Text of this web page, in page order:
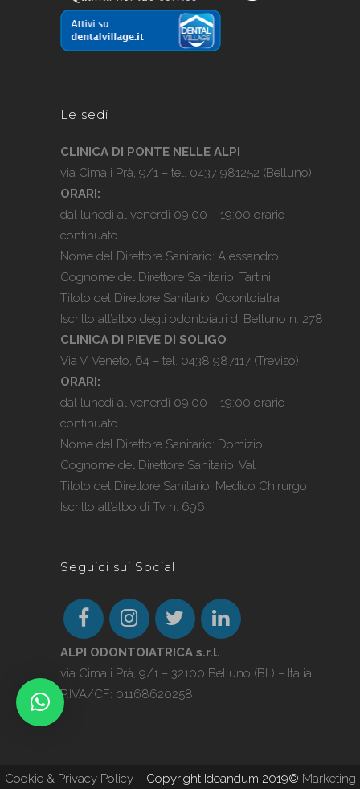
Le sedi
CLINICA DI PONTE NELLE ALPI
via Cima i Prà, 9/1 – tel. 0437 981252 (Belluno)
ORARI:
dal lunedì al venerdì 09:00 – 19:00 orario
continuato
Nome del Direttore Sanitario: Alessandro
Cognome del Direttore Sanitario: Tartini
Titolo del Direttore Sanitario: Odontoiatra
Iscritto all’albo degli odontoiatri di Belluno n. 278
CLINICA DI PIEVE DI SOLIGO
Via V. Veneto, 64 – tel. 0438 987117 (Treviso)
ORARI:
dal lunedì al venerdì 09:00 – 19:00 orario
continuato
Nome del Direttore Sanitario: Domizio
Cognome del Direttore Sanitario: Val
Titolo del Direttore Sanitario: Medico Chirurgo
Iscritto all’albo di Tv n. 696
Seguici sui Social
ALPI ODONTOIATRICA s.r.l.
via Cima i Prà, 9/1 – 32100 Belluno (BL) – Italia
P.IVA/CF: 01168620258
Cookie & Privacy Policy– Copyright Ideandum 2019© Marketing